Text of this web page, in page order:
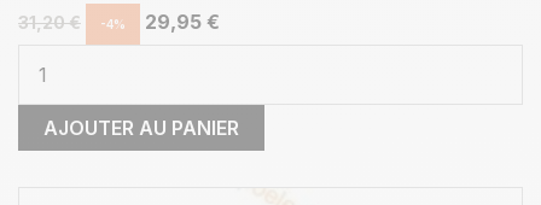
31,20 €
-4% 29,95 €
AJOUTER AU PANIER